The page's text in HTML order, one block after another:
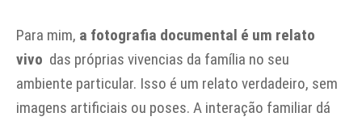
Para mim, a fotografia documental é um relato
vivo das próprias vivencias da família no seu
ambiente particular. Isso é um relato verdadeiro, sem
imagens artificiais ou poses. A interação familiar dá